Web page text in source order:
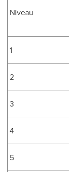
Niveau
1
2
3
4
5